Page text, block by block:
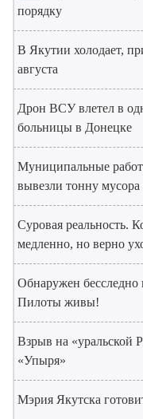
порядку
В Якутии холодает,
августа
Дрон ВСУ влетел в
больницы в Донецке
Муниципальные
вывезли тонну мусора
Суровая реальность.
медленно, но верно
Обнаружен бесследно
Пилоты живы!
Взрыв на «уральской
«Упыря»
Мэрия Якутска